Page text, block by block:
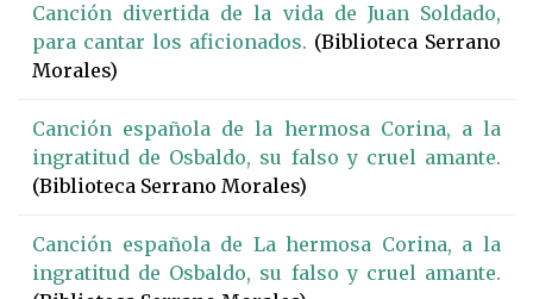
Canción divertida de la vida de Juan Soldado,
para cantar los aficionados. (Biblioteca Serrano
Morales)
Canción española de la hermosa Corina, a la
ingratitud de Osbaldo, su falso y cruel amante.
(Biblioteca Serrano Morales)
Canción española de La hermosa Corina, a la
ingratitud de Osbaldo, su falso y cruel amante.